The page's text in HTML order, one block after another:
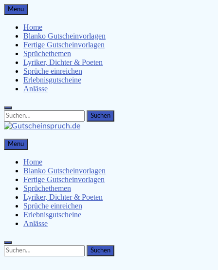
Skip
to
content
Menu
Home
Blanko Gutscheinvorlagen
Fertige Gutscheinvorlagen
Sprüchethemen
Lyriker, Dichter & Poeten
Sprüche einreichen
Erlebnisgutscheine
Anlässe
Search
for:
Search
Gutscheinspruch.de
Gutscheinsprüche & Gutscheinvorlagen finden
Menu
Home
Blanko Gutscheinvorlagen
Fertige Gutscheinvorlagen
Sprüchethemen
Lyriker, Dichter & Poeten
Sprüche einreichen
Erlebnisgutscheine
Anlässe
Search
for:
Search